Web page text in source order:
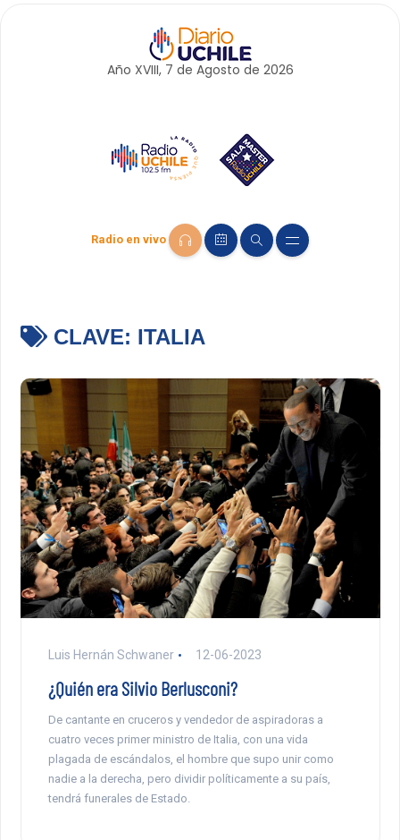
Año XVIII, 7 de Agosto de 2026
Radio en vivo
CLAVE: ITALIA
Luis Hernán Schwaner 12-06-2023
¿Quién era Silvio Berlusconi?
De cantante en cruceros y vendedor de aspiradoras a
cuatro veces primer ministro de Italia, con una vida
plagada de escándalos, el hombre que supo unir como
nadie a la derecha, pero dividir políticamente a su país,
tendrá funerales de Estado.